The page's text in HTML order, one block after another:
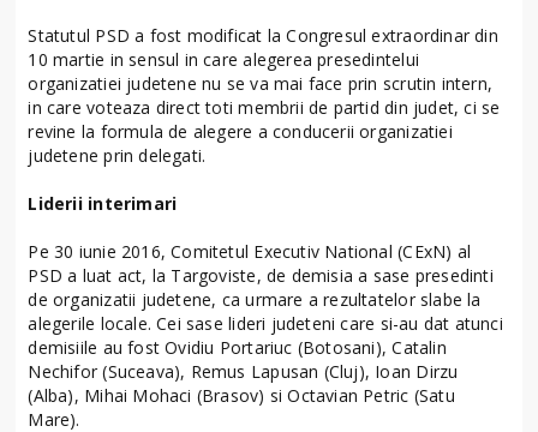
Statutul PSD a fost modificat la Congresul extraordinar din
10 martie in sensul in care alegerea presedintelui
organizatiei judetene nu se va mai face prin scrutin intern,
in care voteaza direct toti membrii de partid din judet, ci se
revine la formula de alegere a conducerii organizatiei
judetene prin delegati.
Liderii interimari
Pe 30 iunie 2016, Comitetul Executiv National (CExN) al
PSD a luat act, la Targoviste, de demisia a sase presedinti
de organizatii judetene, ca urmare a rezultatelor slabe la
alegerile locale. Cei sase lideri judeteni care si-au dat atunci
demisiile au fost Ovidiu Portariuc (Botosani), Catalin
Nechifor (Suceava), Remus Lapusan (Cluj), Ioan Dirzu
(Alba), Mihai Mohaci (Brasov) si Octavian Petric (Satu
Mare).